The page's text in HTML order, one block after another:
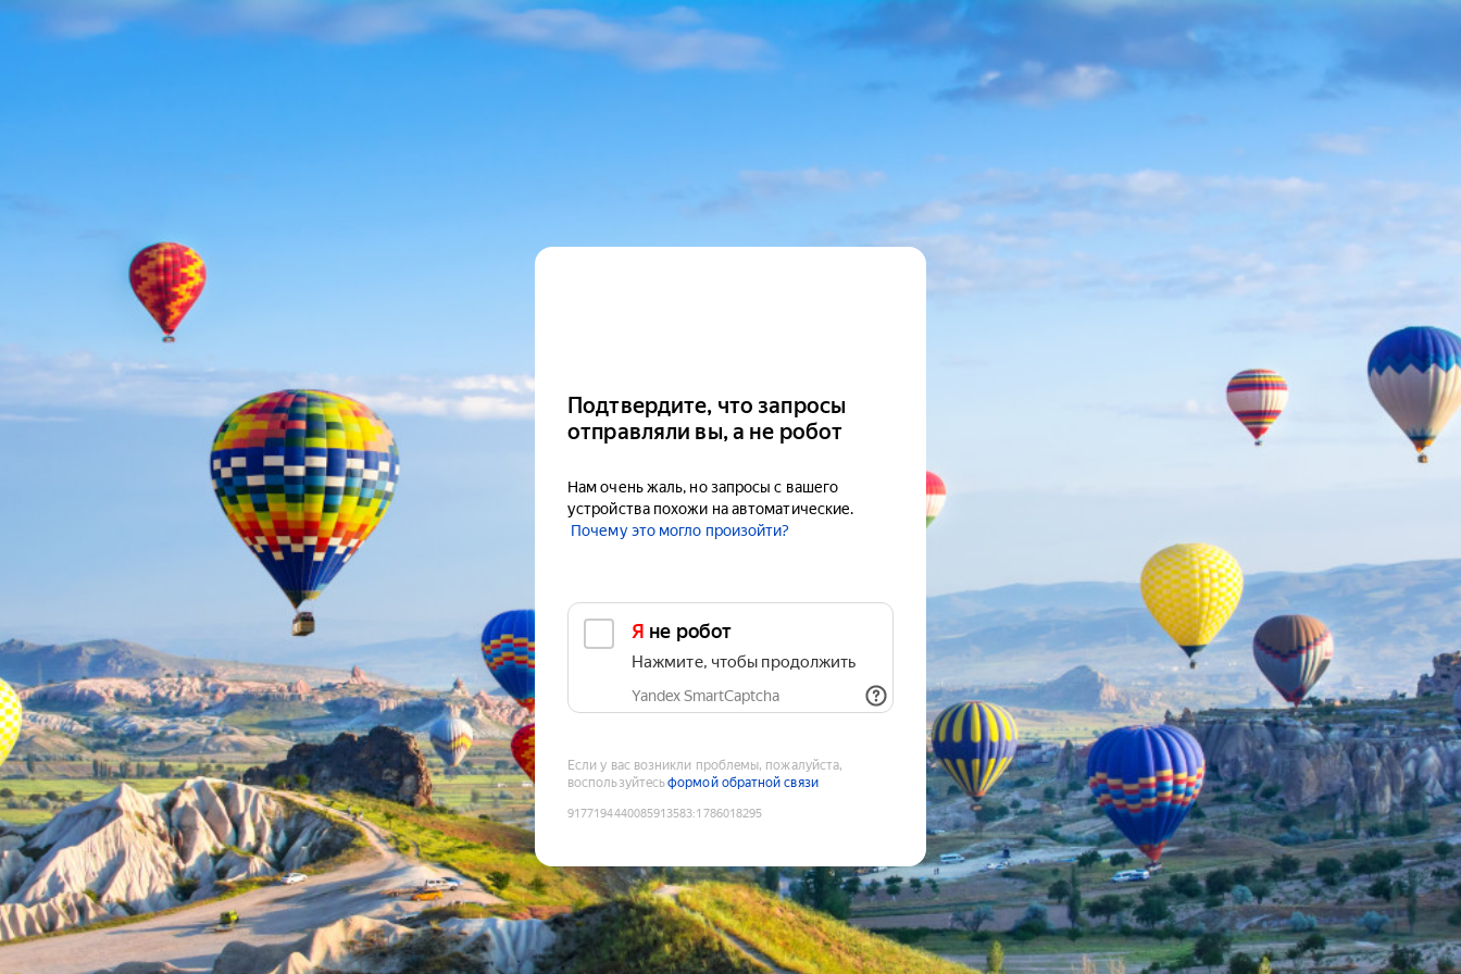
Подтвердите, что запросы
отправляли вы, а не робот
Нам очень жаль, но запросы с вашего
устройства похожи на автоматические.
Почему это могло произойти?
Я не робот
Нажмите, чтобы продолжить
Yandex SmartCaptcha
Если у вас возникли проблемы, пожалуйста,
воспользуйтесьформой обратной связи
9177194440085913583:1786018295